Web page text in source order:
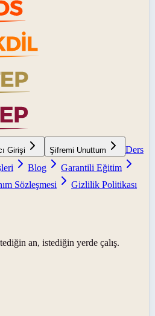
Girişi Şifremi Unuttum
Ders
Blog
Garantili Eğitim
Sözleşmesi
Gizlilik Politikası
an, istediğin yerde çalış.